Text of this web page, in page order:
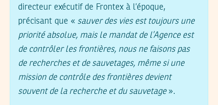
directeur exécutif de Frontex à l’époque,
précisant que « sauver des vies est toujours une
priorité absolue, mais le mandat de l’Agence est
de contrôler les frontières, nous ne faisons pas
de recherches et de sauvetages, même si une
mission de contrôle des frontières devient
souvent de la recherche et du sauvetage».